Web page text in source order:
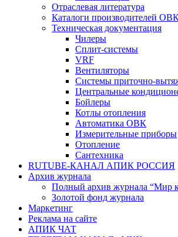
Отраслевая литература
Каталоги производителей
Техническая документация
Чилеры
Сплит-системы
VRF
Вентиляторы
Системы приточно-
Центральные
Бойлеры
Котлы отопления
Автоматика ОВК
Измерительные приборы
Отопление
Сантехника
RUTUBE-КАНАЛ АПИК РОССИЯ
Архив журнала
Полный архив журнала “Мир
Золотой фонд журнала
Маркетинг
Реклама на сайте
АПИК ЧАТ